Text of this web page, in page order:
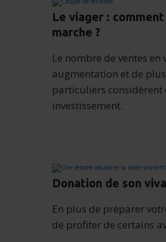
Le viager : comment
marche ?
Le nombre de ventes en
augmentation et de
particuliers considèrent
investissement.
Donation de son
En plus de préparer
de profiter de certains